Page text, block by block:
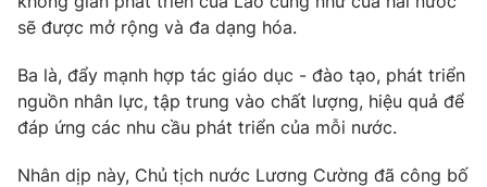
sẽ được mở rộng và đa dạng hóa.
Ba là, đẩy mạnh hợp tác giáo dục - đào tạo, phát triển
nguồn nhân lực, tập trung vào chất lượng, hiệu quả để
đáp ứng các nhu cầu phát triển của mỗi nước.
Nhân dịp này, Chủ tịch nước Lương Cường đã công bố